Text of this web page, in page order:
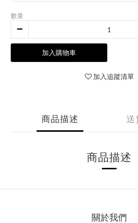
數量
加入購物車
加入追蹤清單
商品描述 送
商品描述
關於我們